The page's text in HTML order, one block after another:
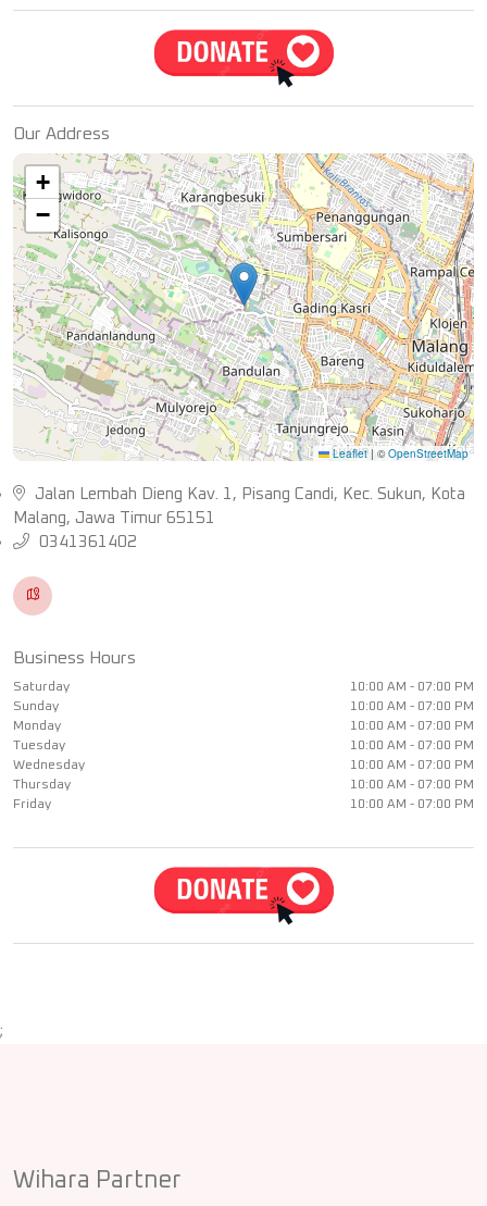
Our Address
+
−
Leaflet | ©OpenStreetMap
Jalan Lembah Dieng Kav. 1, Pisang Candi, Kec. Sukun, Kota
Malang, Jawa Timur 65151
0341361402
Business Hours
Saturday
10:00 AM - 07:00 PM
Sunday
10:00 AM - 07:00 PM
Monday
10:00 AM - 07:00 PM
Tuesday
10:00 AM - 07:00 PM
Wednesday
10:00 AM - 07:00 PM
Thursday
10:00 AM - 07:00 PM
Friday
10:00 AM - 07:00 PM
;
Wihara Partner